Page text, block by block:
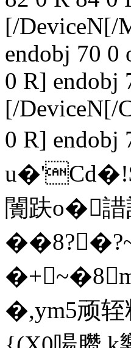
[/DeviceN[/
endobj 70
0 R] endobj
[/DeviceN[/
0 R]
闠趺o�
�
�,ym5顽